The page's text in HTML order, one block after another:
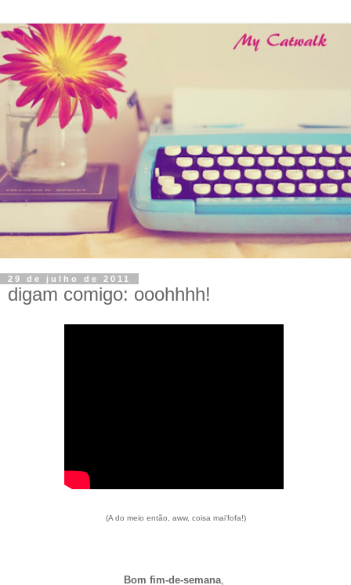
29 de julho de 2011
digam comigo: ooohhhh!
(A do meio então, aww, coisa mai'fofa!)
Bom fim-de-semana